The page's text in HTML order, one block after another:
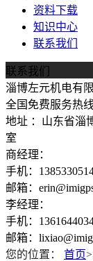
资料下载
知识中心
联系我们
联系我们
淄博左元机电有
全国免费服务热
地址 ：山东省淄
室
商经理：
手机：
邮箱：
李经理：
手机：
邮箱：
您的位置：
首页